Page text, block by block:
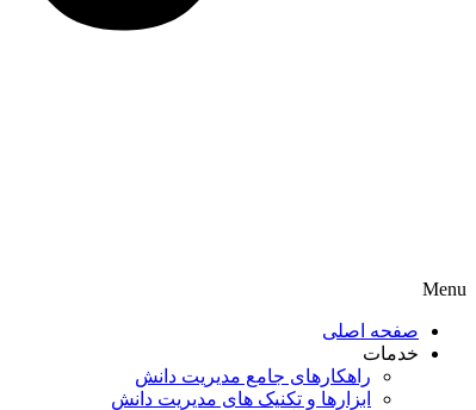
Menu
صفحه اصلی
خدمات
راهکارهای جامع مدیریت دانش
ابزارها و تکنیک‌ های مدیریت دانش